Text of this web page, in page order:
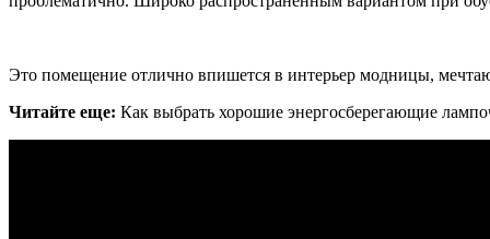
Это помещение отлично впишется в интерьер модницы,
Читайте еще: Как выбрать хорошие энергосберегающие